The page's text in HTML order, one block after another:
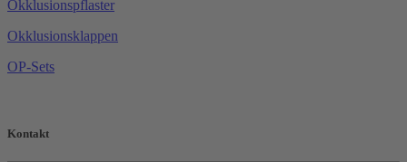
Okklusionspflaster
Okklusionsklappen
OP-Sets
Kontakt